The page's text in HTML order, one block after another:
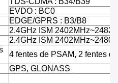
EVDO : BC0
EDGE/GPRS : B3/B8
2.4GHz ISM
2.4GHz ISM
4 fentes de PSAM, 2 fentes
GPS, GLONASS